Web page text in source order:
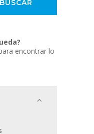
encontrar lo